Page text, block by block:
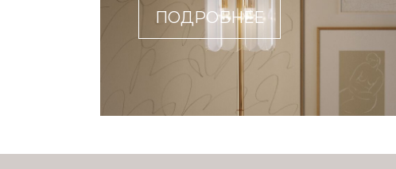
ПОДРОБНЕЕ